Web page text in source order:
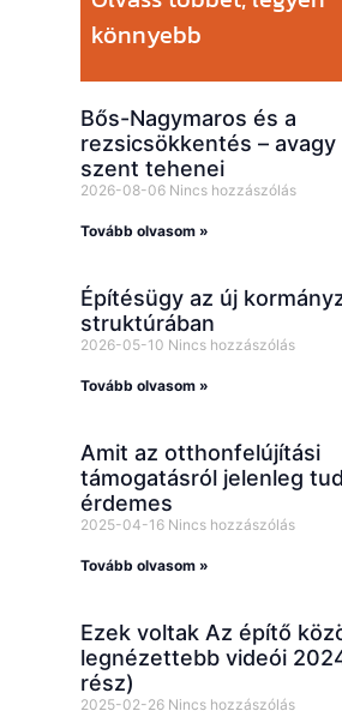
könnyebb
Bős-Nagymaros és a
rezsicsökkentés – avagy
szent tehenei
2026-08-06 Nincs hozzászólás
Tovább olvasom »
Építésügy az új
struktúrában
2026-05-10 Nincs hozzászólás
Tovább olvasom »
Amit az otthonfelújítási
támogatásról jelenleg
érdemes
2025-04-16 Nincs hozzászólás
Tovább olvasom »
Ezek voltak Az építő
legnézettebb videói
rész)
2025-02-26 Nincs hozzászólás